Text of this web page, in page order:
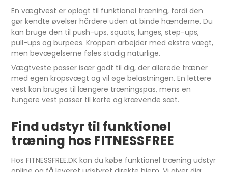
En vægtvest er oplagt til funktionel træning, fordi den
gør kendte øvelser hårdere uden at binde hænderne. Du
kan bruge den til push-ups, squats, lunges, step-ups,
pull-ups og burpees. Kroppen arbejder med ekstra vægt,
men bevægelserne føles stadig naturlige.
Vægtveste passer især godt til dig, der allerede træner
med egen kropsvægt og vil øge belastningen. En lettere
vest kan bruges til længere træningspas, mens en
tungere vest passer til korte og krævende sæt.
Find udstyr til funktionel
træning hos FITNESSFREE
Hos FITNESSFREE.DK kan du købe funktionel træning udstyr